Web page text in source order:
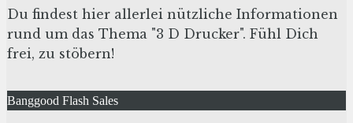
Du findest hier allerlei nützliche Informationen
rund um das Thema "3 D Drucker". Fühl Dich
frei, zu stöbern!
Banggood Flash Sales